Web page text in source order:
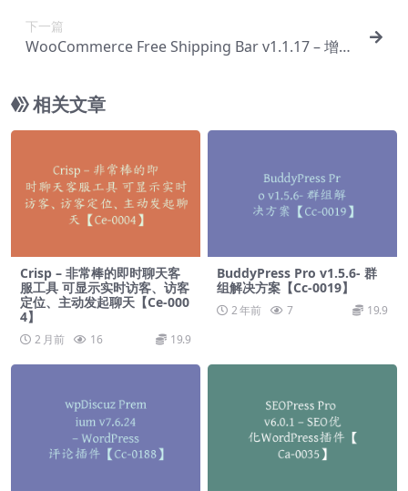
下一篇
WooCommerce Free Shipping Bar v1.1.17 – 增加
相关文章
Crisp – 非常棒的即时聊天客
服工具 可显示实时访客、访客
定位、主动发起聊天【Ce-000
4】
2 月前 16 19.9
BuddyPress Pro v1.5.6- 群
组解决方案【Cc-0019】
2 年前 7 19.9